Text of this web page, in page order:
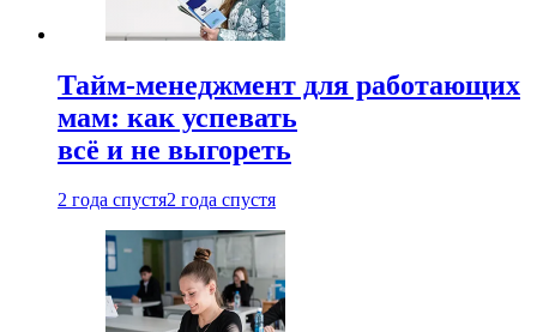
Тайм-менеджмент для работающих
мам: как успевать
всё и не выгореть
2 года спустя2 года спустя